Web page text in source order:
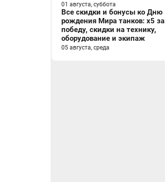
01 августа, суббота
Все скидки и бонусы ко Дню
рождения Мира танков: x5 за
победу, скидки на технику,
оборудование и экипаж
05 августа, среда